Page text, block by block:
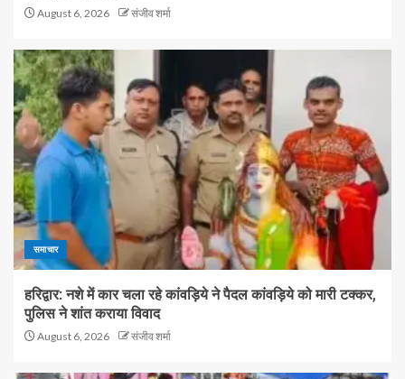
August 6, 2026 संजीव शर्मा
समाचार
हरिद्वार: नशे में कार चला रहे कांवड़िये ने पैदल कांवड़िये को मारी टक्कर,
पुलिस ने शांत कराया विवाद
August 6, 2026 संजीव शर्मा